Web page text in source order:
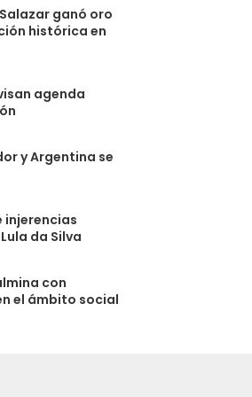
ganó oro
histórica en
agenda
y Argentina se
injerencias
da Silva
con
el ámbito social